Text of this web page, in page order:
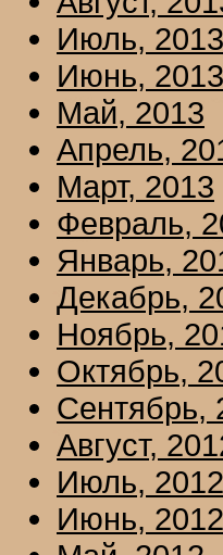
Июль, 2013
Июнь, 2013
Май, 2013
Апрель,
Март, 2013
Февраль,
Январь,
Декабрь,
Ноябрь,
Октябрь,
Сентябрь,
Август,
Июль, 2012
Июнь, 2012